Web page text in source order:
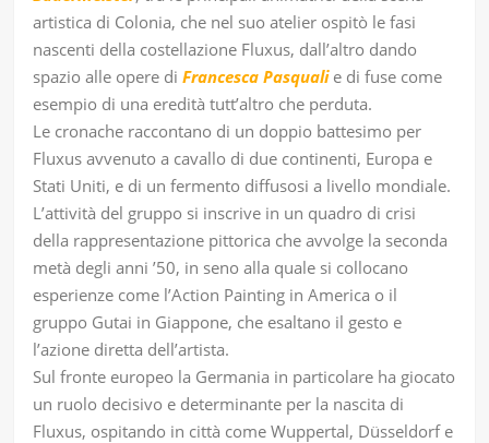
artistica di Colonia, che nel suo atelier ospitò le fasi
nascenti della costellazione Fluxus, dall’altro dando
spazio alle opere diFrancesca Pasquali e di fuse come
esempio di una eredità tutt’altro che perduta.
Le cronache raccontano di un doppio battesimo per
Fluxus avvenuto a cavallo di due continenti, Europa e
Stati Uniti, e di un fermento diﬀusosi a livello mondiale.
L’attività del gruppo si inscrive in un quadro di crisi
della rappresentazione pittorica che avvolge la seconda
metà degli anni ’50, in seno alla quale si collocano
esperienze come l’Action Painting in America o il
gruppo Gutai in Giappone, che esaltano il gesto e
l’azione diretta dell’artista.
Sul fronte europeo la Germania in particolare ha giocato
un ruolo decisivo e determinante per la nascita di
Fluxus, ospitando in città come Wuppertal, Düsseldorf e